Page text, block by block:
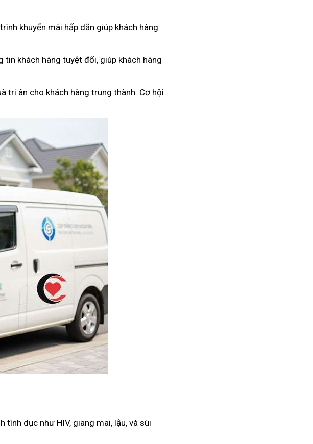
khuyến mãi hấp dẫn giúp khách hàng
tin khách hàng tuyệt đối, giúp khách hàng
tri ân cho khách hàng trung thành. Cơ hội
dục như HIV, giang mai, lậu, và sùi